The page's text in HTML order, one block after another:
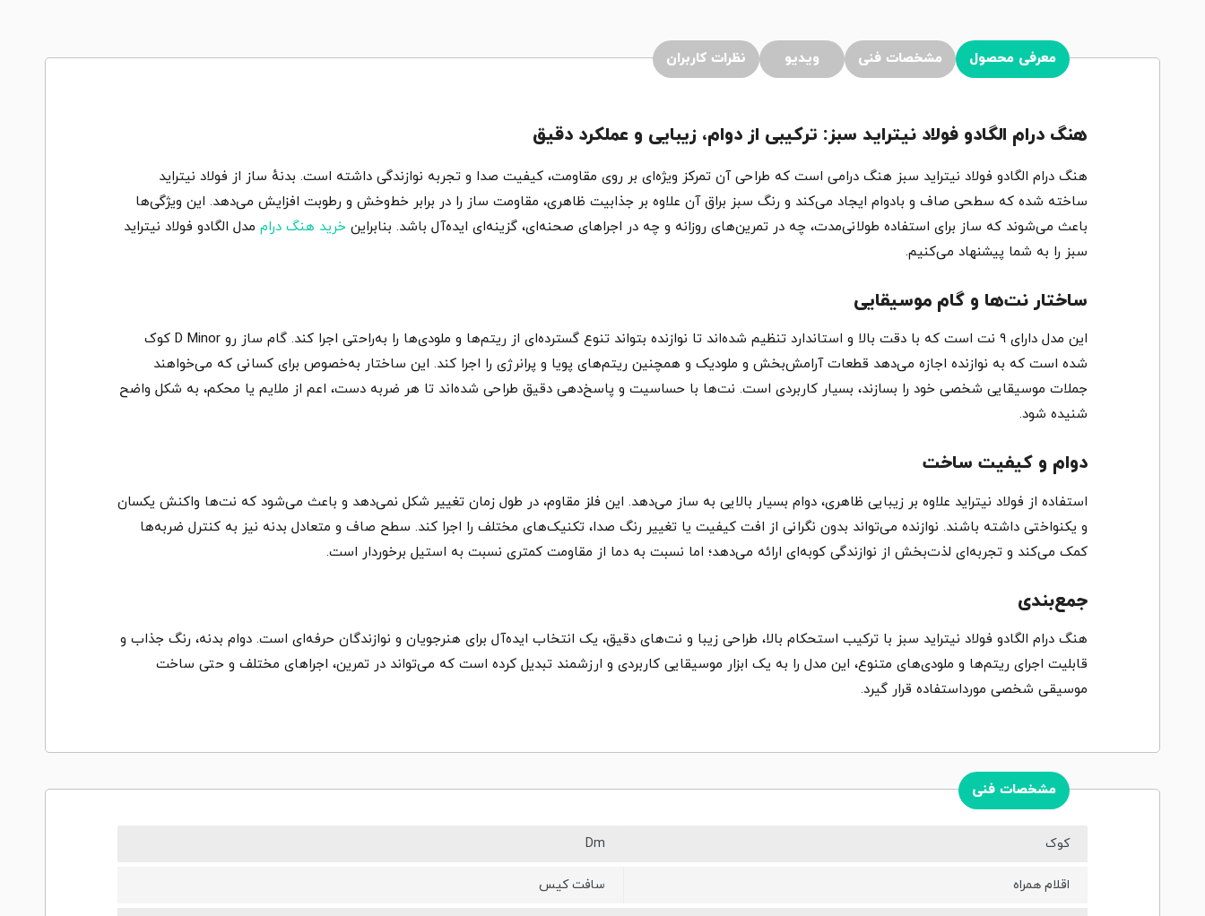
معرفی محصول مشخصات فنی ویدیو نظرات کاربران
هنگ درام الگادو فولاد نیتراید سبز: ترکیبی از دوام، زیبایی و عملکرد دقیق
هنگ درام الگادو فولاد نیتراید سبز هنگ درامی است که طراحی آن تمرکز ویژه‌ای بر روی مقاومت، کیفیت صدا و تجربه نوازندگی داشته است. بدنهٔ ساز از فولاد نیتراید
ساخته شده که سطحی صاف و بادوام ایجاد می‌کند و رنگ سبز براق آن علاوه بر جذابیت ظاهری، مقاومت ساز را در برابر خط‌وخش و رطوبت افزایش می‌دهد. این ویژگی‌ها
باعث می‌شوند که ساز برای استفاده طولانی‌مدت، چه در تمرین‌های روزانه و چه در اجراهای صحنه‌ای، گزینه‌ای ایده‌آل باشد. بنابراین خرید هنگ دراممدل الگادو فولاد نیتراید
سبز را به شما پیشنهاد می‌کنیم.
ساختار نت‌ها و گام موسیقایی
این مدل دارای ۹ نت است که با دقت بالا و استاندارد تنظیم شده‌اند تا نوازنده بتواند تنوع گسترده‌ای از ریتم‌ها و ملودی‌ها را به‌راحتی اجرا کند. گام ساز رو D Minor کوک
شده است که به نوازنده اجازه می‌دهد قطعات آرامش‌بخش و ملودیک و همچنین ریتم‌های پویا و پرانرژی را اجرا کند. این ساختار به‌خصوص برای کسانی که می‌خواهند
جملات موسیقایی شخصی خود را بسازند، بسیار کاربردی است. نت‌ها با حساسیت و پاسخ‌دهی دقیق طراحی شده‌اند تا هر ضربه دست، اعم از ملایم یا محکم، به شکل واضح
شنیده شود.
دوام و کیفیت ساخت
استفاده از فولاد نیتراید علاوه بر زیبایی ظاهری، دوام بسیار بالایی به ساز می‌دهد. این فلز مقاوم، در طول زمان تغییر شکل نمی‌دهد و باعث می‌شود که نت‌ها واکنش یکسان
و یکنواختی داشته باشند. نوازنده می‌تواند بدون نگرانی از افت کیفیت یا تغییر رنگ صدا، تکنیک‌های مختلف را اجرا کند. سطح صاف و متعادل بدنه نیز به کنترل ضربه‌ها
کمک می‌کند و تجربه‌ای لذت‌بخش از نوازندگی کوبه‌ای ارائه می‌دهد؛ اما نسبت به دما از مقاومت کمتری نسبت به استیل برخوردار است.
جمع‌بندی
هنگ درام الگادو فولاد نیتراید سبز با ترکیب استحکام بالا، طراحی زیبا و نت‌های دقیق، یک انتخاب ایده‌آل برای هنرجویان و نوازندگان حرفه‌ای است. دوام بدنه، رنگ جذاب و
قابلیت اجرای ریتم‌ها و ملودی‌های متنوع، این مدل را به یک ابزار موسیقایی کاربردی و ارزشمند تبدیل کرده است که می‌تواند در تمرین، اجراهای مختلف و حتی ساخت
موسیقی شخصی مورداستفاده قرار گیرد.
مشخصات فنی
کوک Dm
اقلام همراه سافت کیس